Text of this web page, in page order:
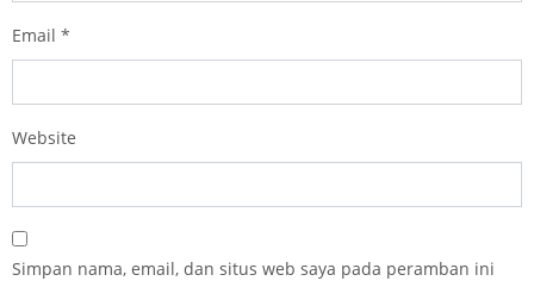
Email *
Website
Simpan nama, email, dan situs web saya pada peramban ini